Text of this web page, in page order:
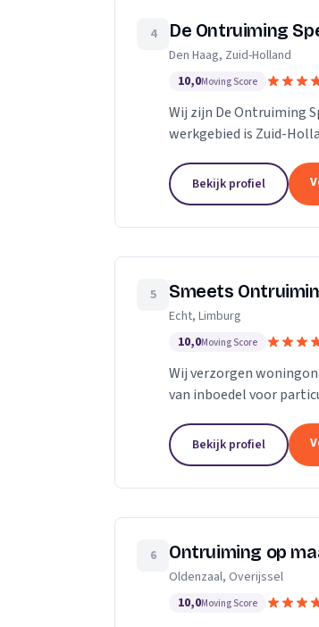
4 De Ontruiming
Den Haag, Zuid-Holland
10,0Moving Score
Wij zijn De Ontruiming
werkgebied is Zuid-
Bekijk profiel
5 Smeets
Echt, Limburg
10,0Moving Score
Wij verzorgen
van inboedel voor
Bekijk profiel
6 Ontruiming op
Oldenzaal, Overijssel
10,0Moving Score